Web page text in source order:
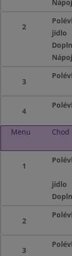
Nápoj
2
jídlo
Nápoj
3
4
Menu Chod
1
jídlo
2
3